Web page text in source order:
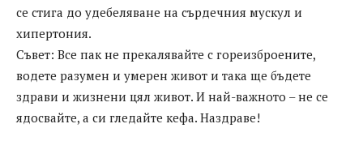
се стига до удебеляване на сърдечния мускул и
хипертония.
Съвет: Все пак не прекалявайте с гореизброените,
водете разумен и умерен живот и така ще бъдете
здрави и жизнени цял живот. И най-важното – не се
ядосвайте, а си гледайте кефа. Наздраве!